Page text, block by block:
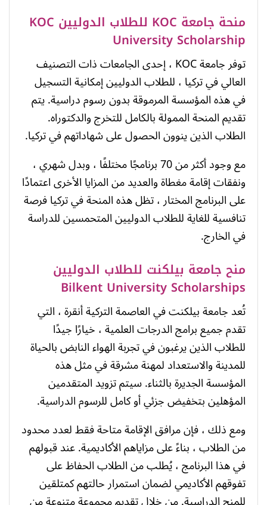
منحة جامعة KOC للطلاب الدوليين KOC
University Scholarship
توفر جامعة KOC ، إحدى الجامعات ذات التصنيف
العالي في تركيا ، للطلاب الدوليين إمكانية التسجيل
في هذه المؤسسة المرموقة بدون رسوم دراسية. يتم
تقديم المنحة الممولة بالكامل للتخرج والدكتوراه.
الطلاب الذين ينوون الحصول على شهاداتهم في تركيا.
مع وجود أكثر من 70 برنامجًا مختلفًا ، وبدل شهري ،
ونفقات إقامة مغطاة والعديد من المزايا الأخرى اعتمادًا
على البرنامج المختار ، تظل هذه المنحة في تركيا فرصة
تنافسية للغاية للطلاب الدوليين المتحمسين للدراسة
في الخارج.
منح جامعة بيلكنت للطلاب الدوليين
Bilkent University Scholarships
تُعد جامعة بيلكنت في العاصمة التركية أنقرة ، التي
تقدم جميع برامج الدرجات العلمية ، خيارًا جيدًا
للطلاب الذين يرغبون في تجربة الهواء النابض بالحياة
للمدينة والاستعداد لمهنة مشرقة في مثل هذه
المؤسسة الجديرة بالثناء. سيتم تزويد المتقدمين
المؤهلين بتخفيض جزئي أو كامل للرسوم الدراسية.
ومع ذلك ، فإن مرافق الإقامة متاحة فقط لعدد محدود
من الطلاب ، بناءً على مزاياهم الأكاديمية. عند قبولهم
في هذا البرنامج ، يُطلب من الطلاب الحفاظ على
تفوقهم الأكاديمي لضمان استمرار حالتهم كمتلقين